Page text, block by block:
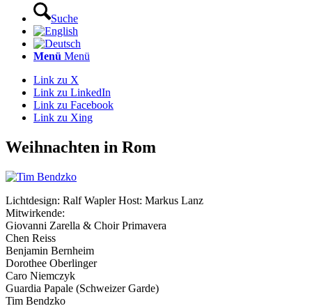
Suche
Menü Menü
Link zu X
Link zu LinkedIn
Link zu Facebook
Link zu Xing
Weihnachten in Rom
Lichtdesign: Ralf Wapler Host: Markus Lanz
Mitwirkende:
Giovanni Zarella & Choir Primavera
Chen Reiss
Benjamin Bernheim
Dorothee Oberlinger
Caro Niemczyk
Guardia Papale (Schweizer Garde)
Tim Bendzko